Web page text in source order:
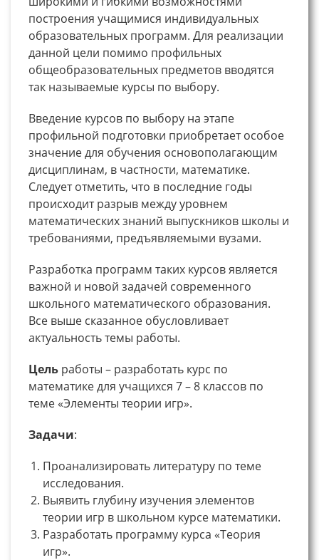
построения учащимися индивидуальных
образовательных программ. Для реализации
данной цели помимо профильных
общеобразовательных предметов вводятся
так называемые курсы по выбору.
Введение курсов по выбору на этапе
профильной подготовки приобретает особое
значение для обучения основополагающим
дисциплинам, в частности, математике.
Следует отметить, что в последние годы
происходит разрыв между уровнем
математических знаний выпускников школы и
требованиями, предъявляемыми вузами.
Разработка программ таких курсов является
важной и новой задачей современного
школьного математического образования.
Все выше сказанное обусловливает
актуальность темы работы.
Цель работы – разработать курс по
математике для учащихся 7 – 8 классов по
теме «Элементы теории игр».
Задачи:
Проанализировать литературу по теме
исследования.
Выявить глубину изучения элементов
теории игр в школьном курсе математики.
Разработать программу курса «Теория
игр».